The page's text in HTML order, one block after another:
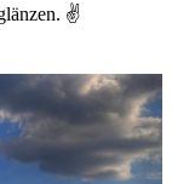
✌️